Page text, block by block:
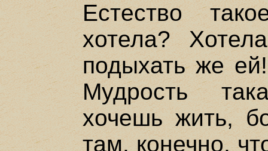
Естество
хотела?
подыхать же
Мудрость
хочешь жить,
там, конечно,